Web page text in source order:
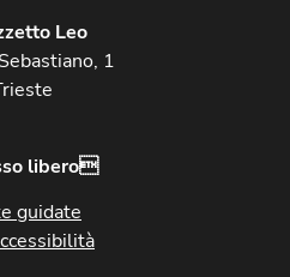
Leo
1
libero
guidate